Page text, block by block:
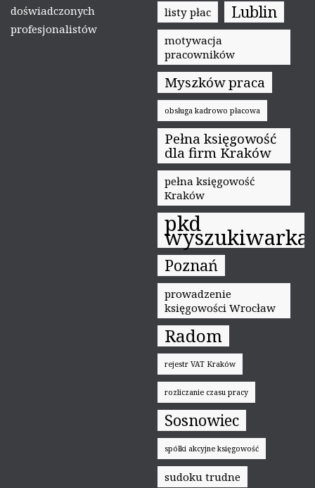
doświadczonych
profesjonalistów
listy płac Lublin
motywacja
pracowników
Myszków praca
obsługa kadrowo płacowa
Pełna księgowość
dla firm Kraków
pełna księgowość
Kraków
pkd
wyszukiwarka
Poznań
prowadzenie
księgowości Wrocław
Radom
rejestr VAT Kraków
rozliczanie czasu pracy
Sosnowiec
spółki akcyjne księgowość
sudoku trudne